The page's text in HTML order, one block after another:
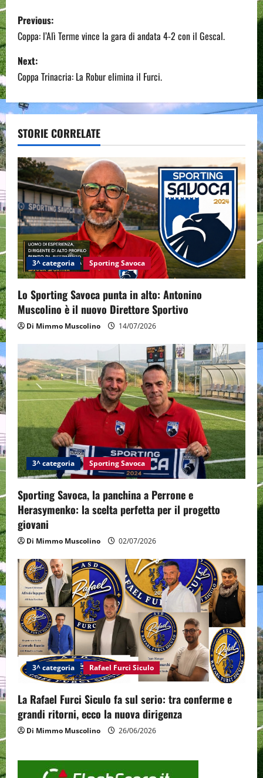
P
o
s
t
n
a
v
i
g
a
t
i
o
n
Previous:
Coppa: l’Alì Terme vince la gara di andata 4-2 con il Gescal.
Next:
Coppa Trinacria: La Robur elimina il Furci.
STORIE CORRELATE
3^ categoria Sporting Savoca
Lo Sporting Savoca punta in alto: Antonino
Muscolino è il nuovo Direttore Sportivo
Di Mimmo Muscolino 14/07/2026
3^ categoria Sporting Savoca
Sporting Savoca, la panchina a Perrone e
Herasymenko: la scelta perfetta per il progetto
giovani
Di Mimmo Muscolino 02/07/2026
3^ categoria Rafael Furci Siculo
La Rafael Furci Siculo fa sul serio: tra conferme e
grandi ritorni, ecco la nuova dirigenza
Di Mimmo Muscolino 26/06/2026